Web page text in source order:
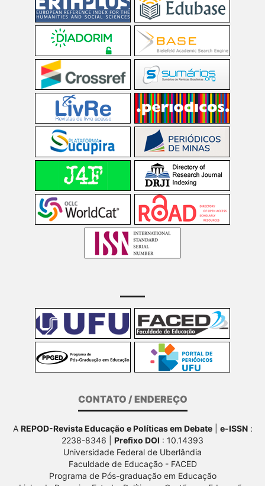
CONTATO / ENDEREÇO
A REPOD-Revista Educação e Políticas em Debate| e-ISSN:
2238-8346 | Prefixo DOI : 10.14393
Universidade Federal de Uberlândia
Faculdade de Educação - FACED
Programa de Pós-graduação em Educação